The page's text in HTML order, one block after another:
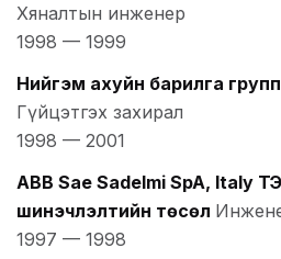
Хяналтын инженер
1998 — 1999
Нийгэм ахуйн барилга
Гүйцэтгэх захирал
1998 — 2001
ABB Sae Sadelmi SpA, Italy
шинэчлэлтийн төсөл
1997 — 1998